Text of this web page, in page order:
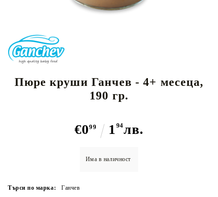
Пюре круши Ганчев - 4+ месеца,
190 гр.
€099 1 94лв.
Има в наличност
Търси по марка: Ганчев